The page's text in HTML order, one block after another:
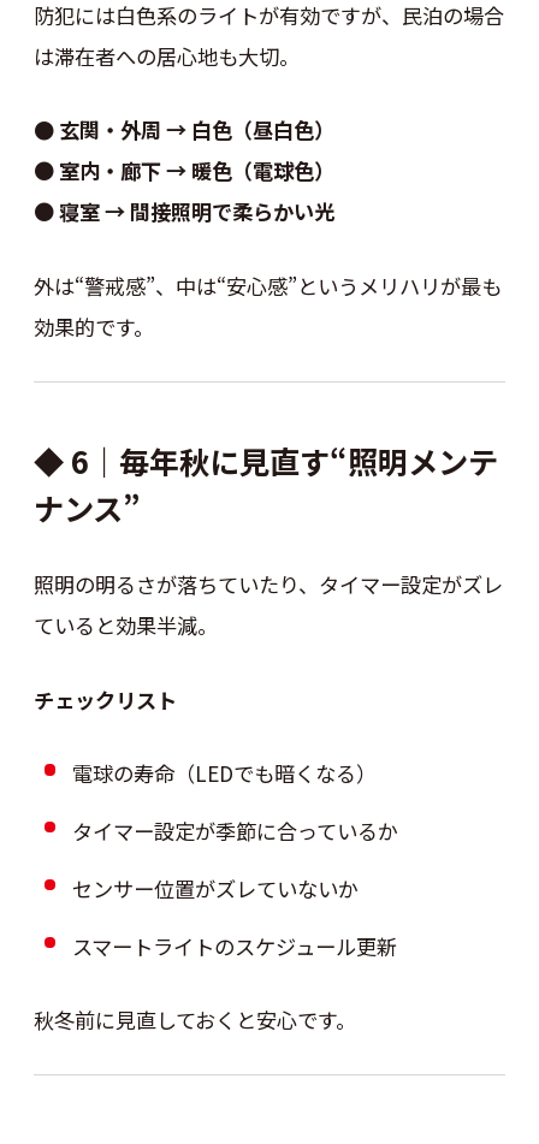
防犯には白色系のライトが有効ですが、民泊の場合
は滞在者への居心地も大切。
● 玄関・外周 → 白色（昼白色）
● 室内・廊下 → 暖色（電球色）
●寝室 → 間接照明で柔らかい光
外は“警戒感”、中は“安心感”というメリハリが最も
効果的です。
◆ 6｜毎年秋に見直す“照明メンテ
ナンス”
照明の明るさが落ちていたり、タイマー設定がズレ
ていると効果半減。
チェックリスト
電球の寿命（LEDでも暗くなる）
タイマー設定が季節に合っているか
センサー位置がズレていないか
スマートライトのスケジュール更新
秋冬前に見直しておくと安心です。